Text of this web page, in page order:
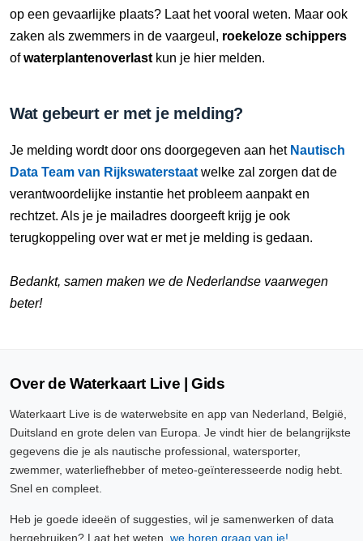
op een gevaarlijke plaats? Laat het vooral weten. Maar ook
zaken als zwemmers in de vaargeul, roekeloze schippers
ofwaterplantenoverlast kun je hier melden.
Wat gebeurt er met je melding?
Je melding wordt door ons doorgegeven aan het Nautisch
Data Team van Rijkswaterstaat welke zal zorgen dat de
verantwoordelijke instantie het probleem aanpakt en
rechtzet. Als je je mailadres doorgeeft krijg je ook
terugkoppeling over wat er met je melding is gedaan.
Bedankt, samen maken we de Nederlandse vaarwegen
beter!
Over de Waterkaart Live | Gids
Waterkaart Live is de waterwebsite en app van Nederland, België,
Duitsland en grote delen van Europa. Je vindt hier de belangrijkste
gegevens die je als nautische professional, watersporter,
zwemmer, waterliefhebber of meteo-geïnteresseerde nodig hebt.
Snel en compleet.
Heb je goede ideeën of suggesties, wil je samenwerken of data
hergebruiken? Laat het weten, we horen graag van je!